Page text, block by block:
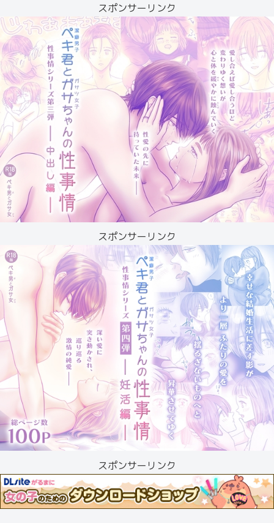
スポンサーリンク
スポンサーリンク
スポンサーリンク